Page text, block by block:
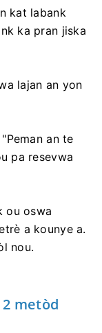
kat labank
ka pran jiska
lajan an yon
an te
pa resevwa
ou oswa
a kounye a.
nou.
metòd